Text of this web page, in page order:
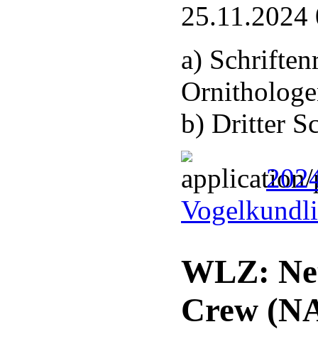
25.11.2024
a)
b) Dritter
WLZ:
Crew